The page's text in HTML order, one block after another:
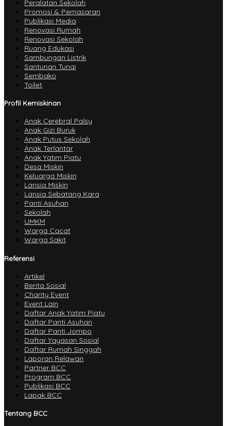
Peralatan Sekolah
Promosi & Pemasaran
Publikasi Media
Renovasi Rumah
Renovasi Sekolah
Ruang Edukasi
Sambungan Listrik
Santunan Tunai
Sembako
Toilet
Profil Kemiskinan
Anak Cerebral Palsy
Anak Gizi Buruk
Anak Putus Sekolah
Anak Terlantar
Anak Yatim Piatu
Desa Miskin
Keluarga Miskin
Lansia Miskin
Lansia Sebatang Kara
Panti Asuhan
Sekolah
UMKM
Warga Cacat
Warga Sakit
Referensi
Artikel
Berita Sosial
Charity Event
Event Lain
Daftar Anak Yatim Piatu
Daftar Panti Asuhan
Daftar Panti Jompo
Daftar Yayasan Sosial
Daftar Rumah Singgah
Laporan Relawan
Partner BCC
Program BCC
Publikasi BCC
Lapak BCC
Tentang BCC